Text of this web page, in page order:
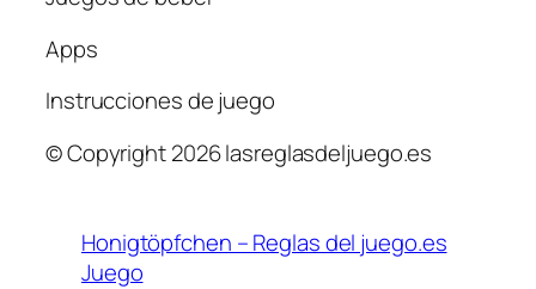
Apps
Instrucciones de juego
© Copyright 2026 lasreglasdeljuego.es
Honigtöpfchen – Reglas del juego.es
Juego